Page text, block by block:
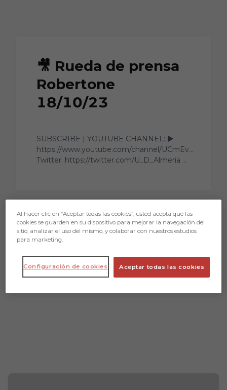
🎥 Rueda de prensa
Robertone
18/10/23
SUBSCRIBE | YOUTUBE CHANNEL: ▶️
https://www.youtube.com/channel/UCmEv...
Twitter: https://twitter.com/U_D_Almeria ...
Al hacer clic en “Aceptar todas las cookies”, usted acepta que las
cookies se guarden en su dispositivo para mejorar la navegación del
sitio, analizar el uso del mismo, y colaborar con nuestros estudios
para marketing.
Aceptar todas las cookies
Configuración de cookies